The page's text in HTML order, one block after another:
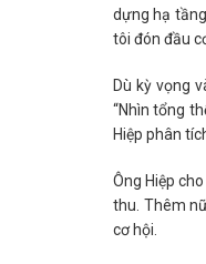
dựng hạ
tôi đón đầu
Dù kỳ vọng
“Nhìn tổng
Hiệp phân
Ông Hiệp
thu. Thêm
cơ hội.